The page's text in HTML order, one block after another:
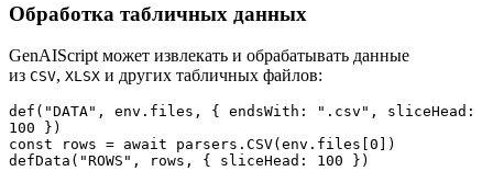
Обработка табличных данных
GenAIScript может извлекать и обрабатывать данные
из CSV, XLSX и других табличных файлов:
def("DATA", env.files, { endsWith: ".csv", sliceHead:
100 })
const rows = await parsers.CSV(env.files[0])
defData("ROWS", rows, { sliceHead: 100 })